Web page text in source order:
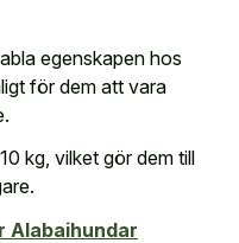
egenskapen hos
för dem att vara
kg, vilket gör dem till
Alabaihundar